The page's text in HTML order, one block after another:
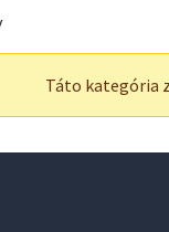
Táto kategória